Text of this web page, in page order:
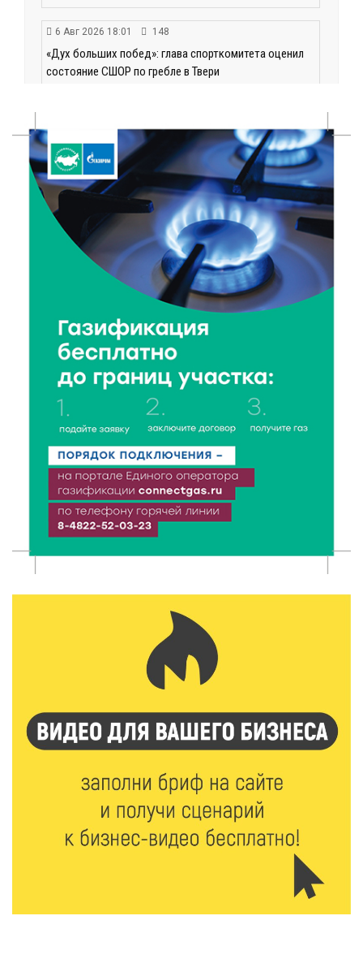
6 Авг 2026 18:01 148
«Дух больших побед»: глава спорткомитета оценил
состояние СШОР по гребле в Твери
День рождения Светофора: в детском саду № 6
прошел необычный урок безопасности
6 Авг 2026 16:41 272
В Твери пройдёт дополнительный день приёма в
колледжи
186
Исследование: ежемесячная смена категорий
кешбэка создает волны спроса
6 Авг 2026 16:28 286
Тверские «Романтики» покорили Витебск своей
хореографией
6 Авг 2026 16:08 342
Виталий Королев наградил строителей и
анонсировал новые проекты
6 Авг 2026 16:02 126
Калининские футболисты представят Тверскую
область на всероссийском марафоне «Земля
6 Авг 2026 15:48 396
Голубев проверил школы и детсады Зубцова к 1
6 Авг 2026 15:01 225
От Твери до Москвы: выставка художника
Владимира Васильева о героях СВО проходит в РГБ